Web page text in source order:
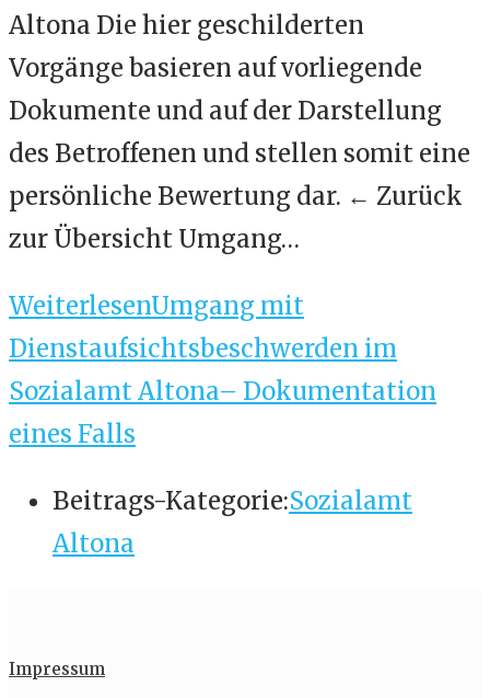
Altona Die hier geschilderten
Vorgänge basieren auf vorliegende
Dokumente und auf der Darstellung
des Betroffenen und stellen somit eine
persönliche Bewertung dar. ← Zurück
zur Übersicht Umgang…
WeiterlesenUmgang mit
Dienstaufsichtsbeschwerden im
Sozialamt Altona– Dokumentation
eines Falls
Beitrags-Kategorie:Sozialamt
Altona
Impressum